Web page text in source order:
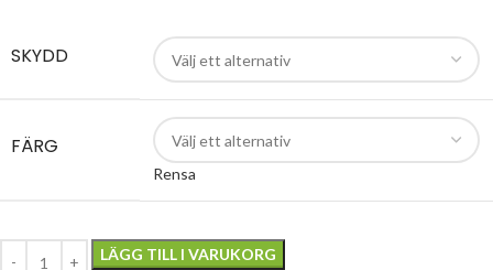
SKYDD
FÄRG
Rensa
LÄGG TILL I VARUKORG